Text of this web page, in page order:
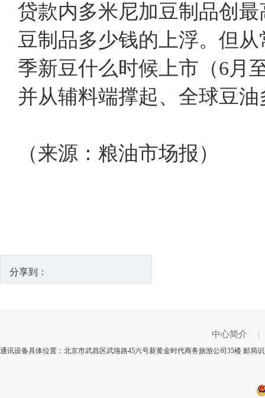
贷款内多米尼加豆制品创
豆制品多少钱的上浮。但
季新豆什么时候上市（6月
并从辅料端撑起、全球豆
（来源：粮油市场报）
分享到：
中心简介
通讯设备具体位置：北京市武昌区武珞路45六号新黄金时代商务旅游公司35楼 邮局